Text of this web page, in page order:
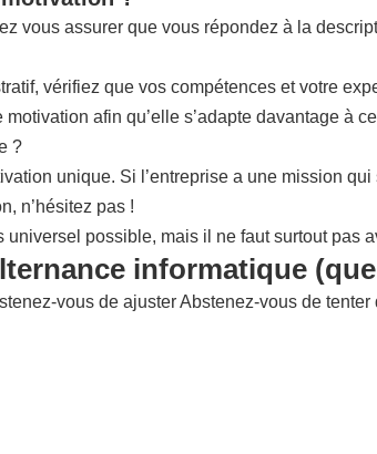
vous assurer que vous répondez à la
vérifiez que vos compétences et votre
afin qu’elle s’adapte davantage à
?
unique. Si l’entreprise a une mission
n’hésitez pas !
possible, mais il ne faut surtout pas
informatique
vous de ajuster Abstenez-vous de